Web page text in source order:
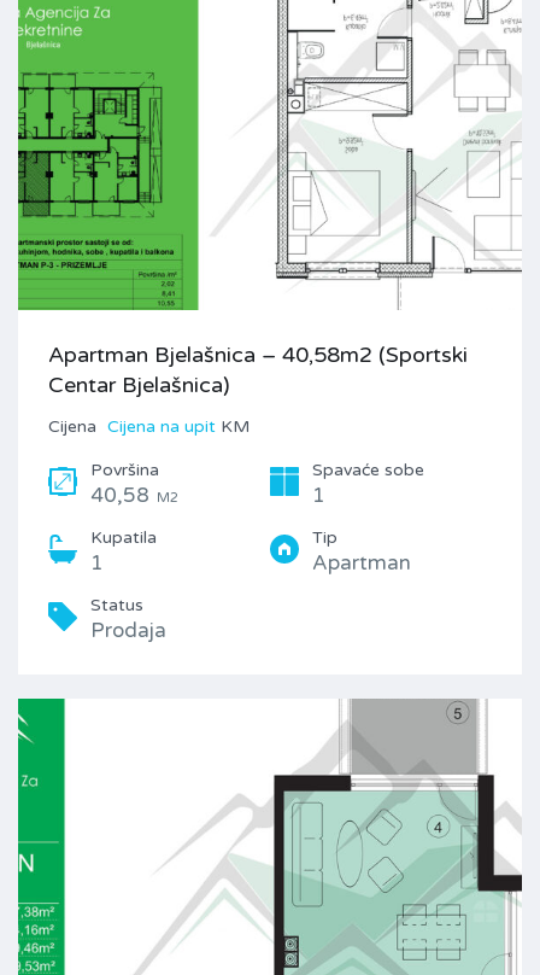
Apartman Bjelašnica – 40,58m2 (Sportski
Centar Bjelašnica)
Cijena Cijena na upit KM
Površina
40,58 M2
Spavaće sobe
1
Kupatila
1
Tip
Apartman
Status
Prodaja